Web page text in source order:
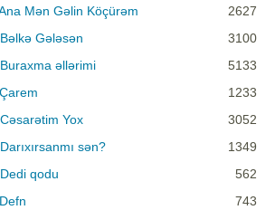
Mən Gəlin Köçürəm
2627
Gələsən
3100
əllərimi
5133
1233
Yox
3052
sən?
1349
qodu
562
743